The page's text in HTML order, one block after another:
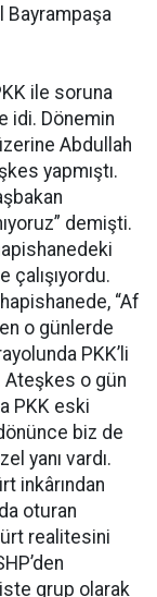
ile soruna
idi. Dönemin
Abdullah
yapmıştı.
demişti.
çalışıyordu.
“Af
o günlerde
PKK’li
Ateşkes o gün
PKK eski
biz de
yanı vardı.
inkârından
oturan
realitesini
grup olarak